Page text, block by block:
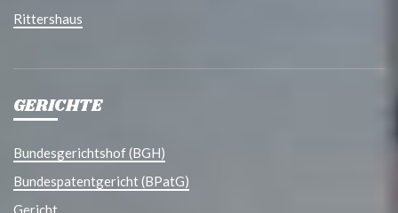
Rittershaus
GERICHTE
Bundesgerichtshof (BGH)
Bundespatentgericht (BPatG)